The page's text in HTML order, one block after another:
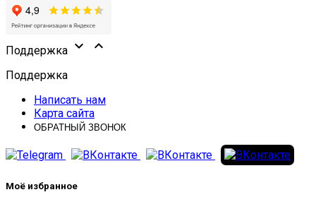
Поддержка  
Поддержка
Написать нам
Карта сайта
ОБРАТНЫЙ ЗВОНОК
Моё избранное